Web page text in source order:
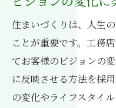
住まいづくりは、人生
ことが重要です。工務
てお客様のビジョンの
に反映させる方法を採
の変化やライフスタイ